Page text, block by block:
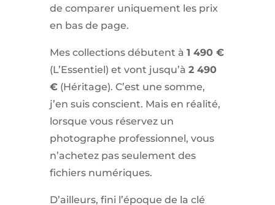
de comparer uniquement les prix
en bas de page.
Mes collections débutent à 1 490 €
(L’Essentiel) et vont jusqu’à 2 490
€(Héritage). C’est une somme,
j’en suis conscient. Mais en réalité,
lorsque vous réservez un
photographe professionnel, vous
n’achetez pas seulement des
fichiers numériques.
D’ailleurs, fini l’époque de la clé